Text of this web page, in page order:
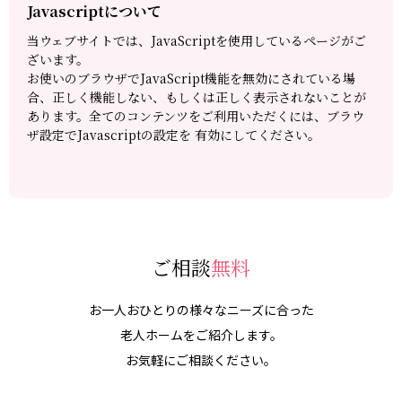
Javascriptについて
当ウェブサイトでは、JavaScriptを使用しているページがご
ざいます。
お使いのブラウザでJavaScript機能を無効にされている場
合、正しく機能しない、もしくは正しく表示されないことが
あります。全てのコンテンツをご利用いただくには、ブラウ
ザ設定でJavascriptの設定を 有効にしてください。
ご相談無料
お一人おひとりの様々なニーズに合った
老人ホームをご紹介します。
お気軽にご相談ください。